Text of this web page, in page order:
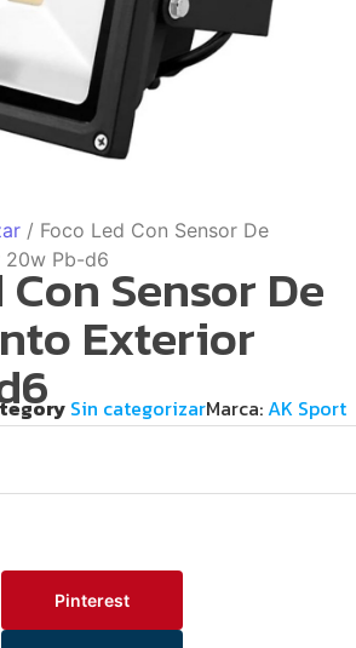
/ Foco Led Con Sensor De
20w Pb-d6Sensor De
Exterior
Sin categorizarMarca:AK Sport
Pinterest